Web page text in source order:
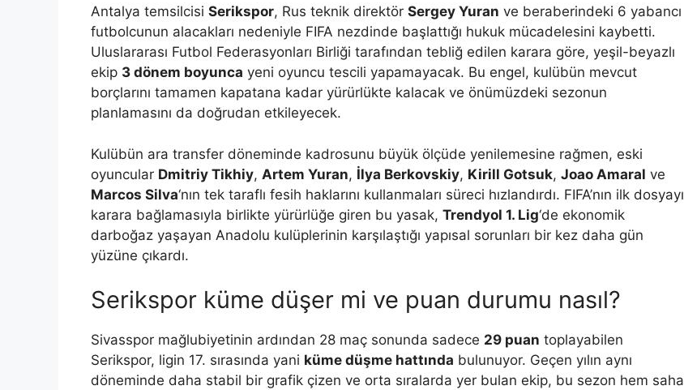
Antalya temsilcisi Serikspor, Rus teknik direktör Sergey Yuran ve beraberindeki 6 yabancı
futbolcunun alacakları nedeniyle FIFA nezdinde başlattığı hukuk mücadelesini kaybetti.
Uluslararası Futbol Federasyonları Birliği tarafından tebliğ edilen karara göre, yeşil-beyazlı
ekip 3 dönem boyunca yeni oyuncu tescili yapamayacak. Bu engel, kulübün mevcut
borçlarını tamamen kapatana kadar yürürlükte kalacak ve önümüzdeki sezonun
planlamasını da doğrudan etkileyecek.
Kulübün ara transfer döneminde kadrosunu büyük ölçüde yenilemesine rağmen, eski
oyuncular Dmitriy Tikhiy, Artem Yuran, İlya Berkovskiy, Kirill Gotsuk, Joao Amaral ve
Marcos Silva‘nın tek taraflı fesih haklarını kullanmaları süreci hızlandırdı. FIFA’nın ilk dosyayı
karara bağlamasıyla birlikte yürürlüğe giren bu yasak, Trendyol 1. Lig‘de ekonomik
darboğaz yaşayan Anadolu kulüplerinin karşılaştığı yapısal sorunları bir kez daha gün
yüzüne çıkardı.
Serikspor küme düşer mi ve puan durumu nasıl?
Sivasspor mağlubiyetinin ardından 28 maç sonunda sadece 29 puan toplayabilen
Serikspor, ligin 17. sırasında yani küme düşme hattında bulunuyor. Geçen yılın aynı
döneminde daha stabil bir grafik çizen ve orta sıralarda yer bulan ekip, bu sezon hem saha